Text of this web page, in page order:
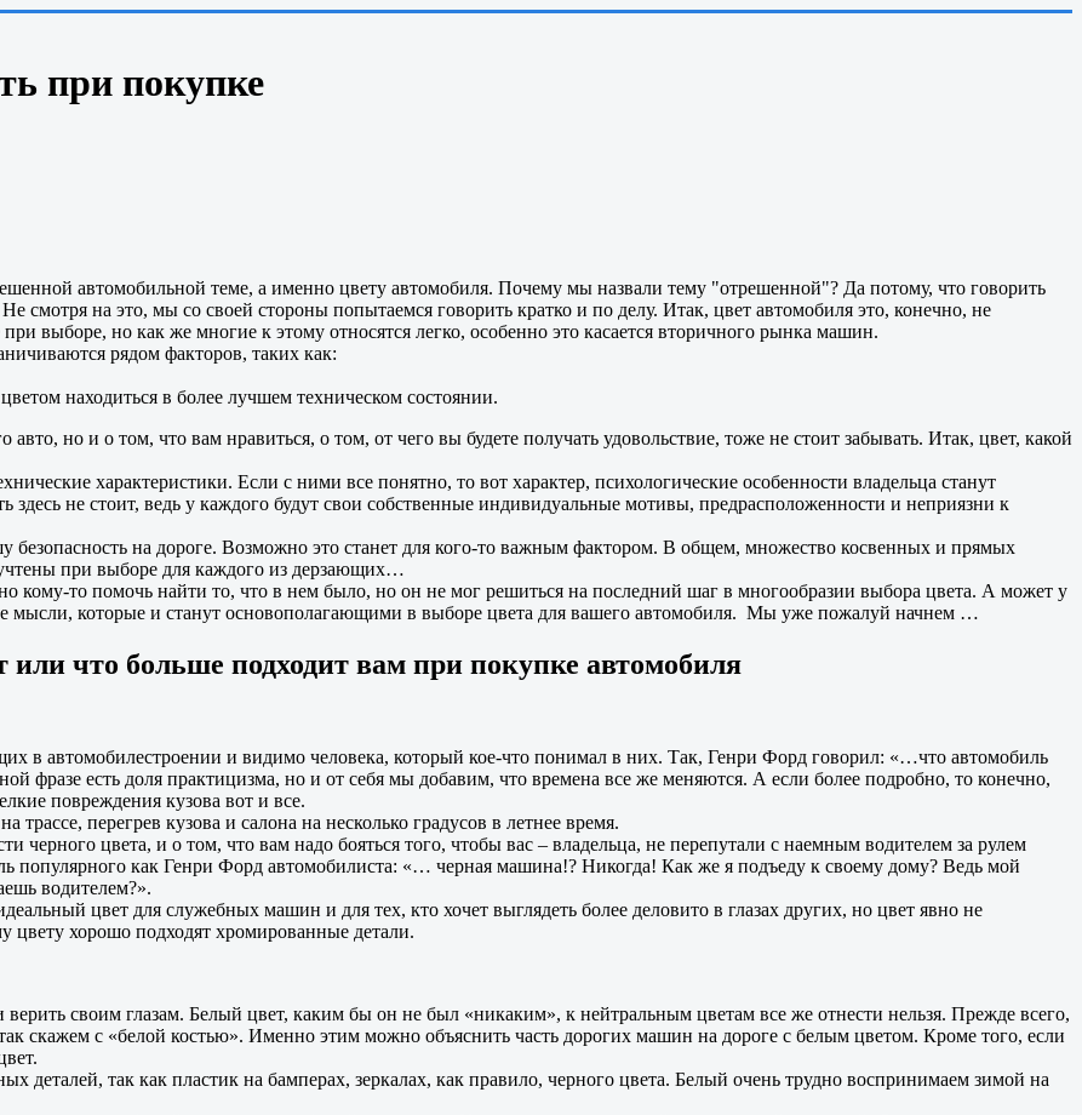
при покупке
автомобильной теме, а именно цвету автомобиля. Почему мы назвали тему "отрешенной"? Да потому, что говорить
смотря на это, мы со своей стороны попытаемся говорить кратко и по делу. Итак, цвет автомобиля это, конечно, не
выборе, но как же многие к этому относятся легко, особенно это касается вторичного рынка машин.
рядом факторов, таких как:
находиться в более лучшем техническом состоянии.
но и о том, что вам нравиться, о том, от чего вы будете получать удовольствие, тоже не стоит забывать. Итак, цвет, какой
характеристики. Если с ними все понятно, то вот характер, психологические особенности владельца станут
здесь не стоит, ведь у каждого будут свои собственные индивидуальные мотивы, предрасположенности и неприязни к
безопасность на дороге. Возможно это станет для кого-то важным фактором. В общем, множество косвенных и прямых
при выборе для каждого из дерзающих…
то помочь найти то, что в нем было, но он не мог решиться на последний шаг в многообразии выбора цвета. А может у
мысли, которые и станут основополагающими в выборе цвета для вашего автомобиля. Мы уже пожалуй начнем …
что больше подходит вам при покупке автомобиля
в автомобилестроении и видимо человека, который кое-что понимал в них. Так, Генри Форд говорил: «…что автомобиль
фразе есть доля практицизма, но и от себя мы добавим, что времена все же меняются. А если более подробно, то конечно,
повреждения кузова вот и все.
перегрев кузова и салона на несколько градусов в летнее время.
черного цвета, и о том, что вам надо бояться того, чтобы вас – владельца, не перепутали с наемным водителем за рулем
популярного как Генри Форд автомобилиста: «… черная машина!? Никогда! Как же я подъеду к своему дому? Ведь мой
водителем?».
цвет для служебных машин и для тех, кто хочет выглядеть более деловито в глазах других, но цвет явно не
цвету хорошо подходят хромированные детали.
своим глазам. Белый цвет, каким бы он не был «никаким», к нейтральным цветам все же отнести нельзя. Прежде всего,
скажем с «белой костью». Именно этим можно объяснить часть дорогих машин на дороге с белым цветом. Кроме того, если
деталей, так как пластик на бамперах, зеркалах, как правило, черного цвета. Белый очень трудно воспринимаем зимой на